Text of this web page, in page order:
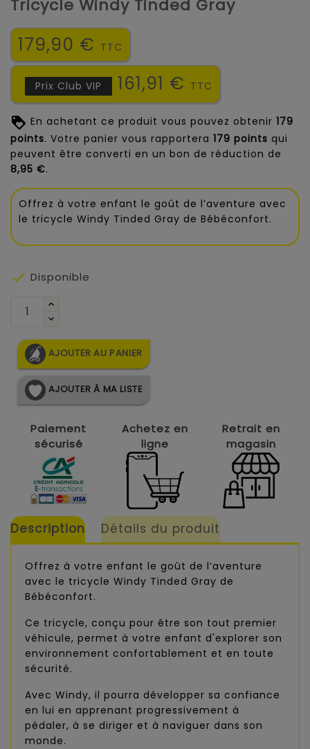
Tricycle Windy Tinded Gray
179,90 € TTC
Prix Club VIP 161,91 € TTC
En achetant ce produit vous pouvez obtenir 179
points. Votre panier vous rapportera 179 points qui
peuvent être converti en un bon de réduction de
8,95 €.
Offrez à votre enfant le goût de l’aventure avec
le tricycle Windy Tinded Gray de Bébéconfort.
 Disponible
AJOUTER AU PANIER
AJOUTER À MA LISTE
Paiement
sécurisé
Achetez en
ligne
Retrait en
magasin
Description Détails du produit
Offrez à votre enfant le goût de l’aventure
avec le tricycle Windy Tinded Gray de
Bébéconfort.
Ce tricycle, conçu pour être son tout premier
véhicule, permet à votre enfant d'explorer son
environnement confortablement et en toute
sécurité.
Avec Windy, il pourra développer sa confiance
en lui en apprenant progressivement à
pédaler, à se diriger et à naviguer dans son
monde.